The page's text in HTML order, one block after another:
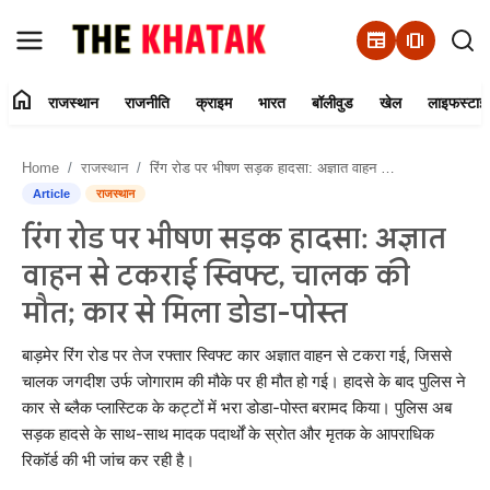
newspaper amp_stories
Contact Us
राजस्थान
राजनीति
क्राइम
भारत
बॉलीवुड
home राजस्थान राजनीति क्राइम भारत बॉलीवुड खेल
Home राजस्थान रिंग रोड पर भीषण सड़क हादसा: अज्ञात वाहन से टकराई स्विफ्ट, चालक की मौत; कार से मिला डोडा-पोस्त
Article राजस्थान
रिंग रोड पर भीषण सड़क हादसा: अज्ञात
वाहन से टकराई स्विफ्ट, चालक की
मौत; कार से मिला डोडा-पोस्त
बाड़मेर रिंग रोड पर तेज रफ्तार स्विफ्ट कार अज्ञात वाहन से टकरा गई, जिससे
चालक जगदीश उर्फ जोगाराम की मौके पर ही मौत हो गई। हादसे के बाद पुलिस ने
कार से ब्लैक प्लास्टिक के कट्टों में भरा डोडा-पोस्त बरामद किया। पुलिस अब
सड़क हादसे के साथ-साथ मादक पदार्थों के स्रोत और मृतक के आपराधिक
रिकॉर्ड की भी जांच कर रही है।